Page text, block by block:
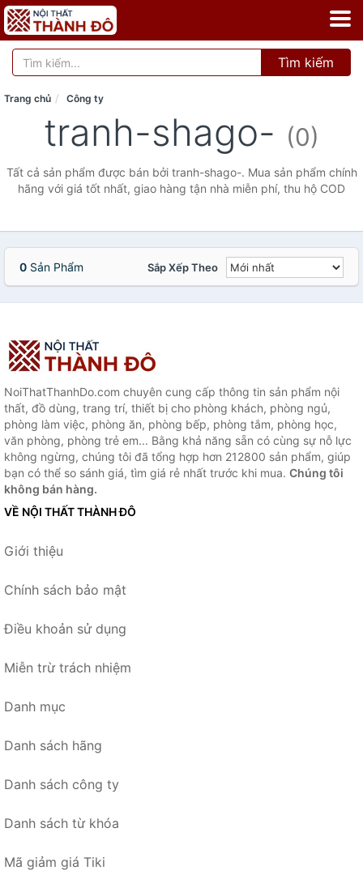
Tìm kiếm
Trang chủ Công ty
tranh-shago- (0)
Tất cả sản phẩm được bán bởi tranh-shago-. Mua sản phẩm chính
hãng với giá tốt nhất, giao hàng tận nhà miễn phí, thu hộ COD
0 Sản Phẩm Sắp Xếp Theo
NoiThatThanhDo.com chuyên cung cấp thông tin sản phẩm nội
thất, đồ dùng, trang trí, thiết bị cho phòng khách, phòng ngủ,
phòng làm việc, phòng ăn, phòng bếp, phòng tắm, phòng học,
văn phòng, phòng trẻ em... Bằng khả năng sẵn có cùng sự nỗ lực
không ngừng, chúng tôi đã tổng hợp hơn 212800 sản phẩm, giúp
bạn có thể so sánh giá, tìm giá rẻ nhất trước khi mua. Chúng tôi
không bán hàng.
VỀ NỘI THẤT THÀNH ĐÔ
Giới thiệu
Chính sách bảo mật
Điều khoản sử dụng
Miễn trừ trách nhiệm
Danh mục
Danh sách hãng
Danh sách công ty
Danh sách từ khóa
Mã giảm giá Tiki